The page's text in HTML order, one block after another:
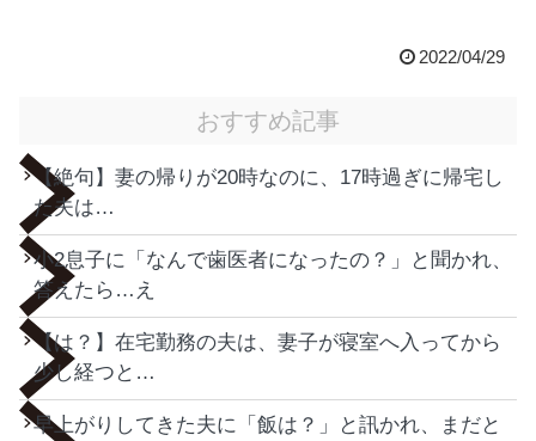
2022/04/29
おすすめ記事
【絶句】妻の帰りが20時なのに、17時過ぎに帰宅し
た夫は…
小2息子に「なんで歯医者になったの？」と聞かれ、
答えたら…え
【は？】在宅勤務の夫は、妻子が寝室へ入ってから
少し経つと…
早上がりしてきた夫に「飯は？」と訊かれ、まだと